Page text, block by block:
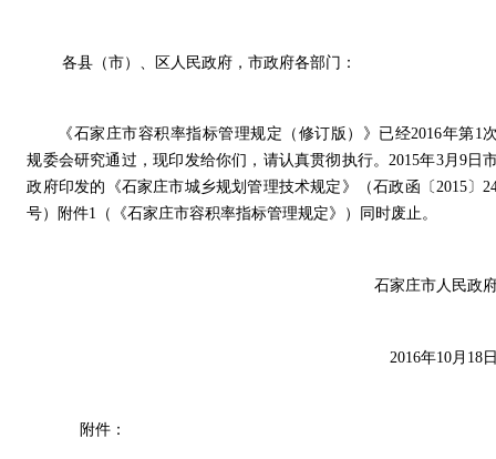
各县（市）、区人民政府，市政府各部门：
《石家庄市容积率指标管理规定（修订版） 》已经2016年第1
规委会研究通过，现印发给你们，请认真贯彻执行。2015年3月9日
政府印发的《石家庄市城乡规划管理技术规定》（石政函〔2015〕
号）附件1（《石家庄市容积率指标管理规定》）同时废止。
石家庄市人民政
2016年10月18
附件：